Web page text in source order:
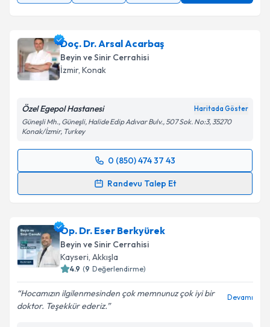
Doç. Dr. Arsal Acarbaş
Beyin ve Sinir Cerrahisi
İzmir, Konak
Özel Egepol Hastanesi Haritada Göster
Güneşli Mh., Güneşli, Halide Edip Adıvar Bulv., 507 Sok. No:3, 35270
Konak/İzmir, Turkey
0 (850) 474 37 43
Randevu Talep Et
Randevu Takvimi Talebi
takvim hazırlandığında e-posta ile bilgilendireceğiz.
E-posta Adresiniz
Op. Dr. Eser Berkyürek
Beyin ve Sinir Cerrahisi
Kayseri, Akkışla
4.9 (9 Değerlendirme)
Hocamızın ilgilenmesinden çok memnunuz çok iyi bir
doktor. Teşekkür ederiz.
Devamı